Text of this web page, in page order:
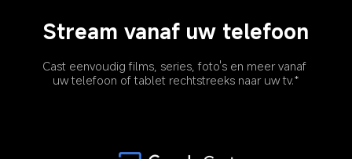
Stream vanaf uw telefoon
Cast eenvoudig films, series, foto's en meer vanaf
uw telefoon of tablet rechtstreeks naar uw tv.*